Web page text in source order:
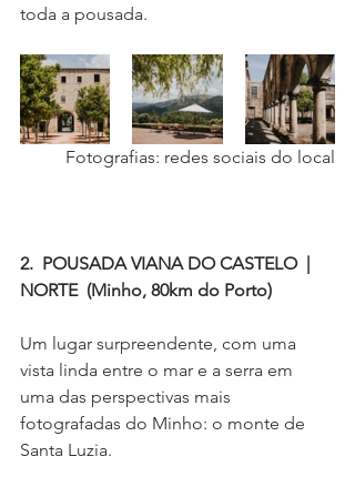
toda a pousada.
Fotografias: redes sociais do local
2.  POUSADA VIANA DO CASTELO  |
NORTE  (Minho, 80km do Porto)
Um lugar surpreendente, com uma
vista linda entre o mar e a serra em
uma das perspectivas mais
fotografadas do Minho: o monte de
Santa Luzia.